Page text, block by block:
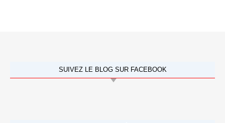
SUIVEZ LE BLOG SUR FACEBOOK